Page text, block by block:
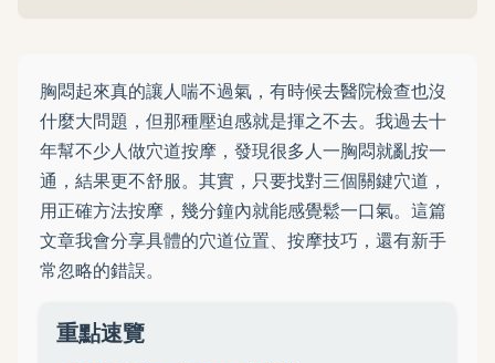
胸悶起來真的讓人喘不過氣，有時候去醫院檢查也沒
什麼大問題，但那種壓迫感就是揮之不去。我過去十
年幫不少人做穴道按摩，發現很多人一胸悶就亂按一
通，結果更不舒服。其實，只要找對三個關鍵穴道，
用正確方法按摩，幾分鐘內就能感覺鬆一口氣。這篇
文章我會分享具體的穴道位置、按摩技巧，還有新手
常忽略的錯誤。
重點速覽